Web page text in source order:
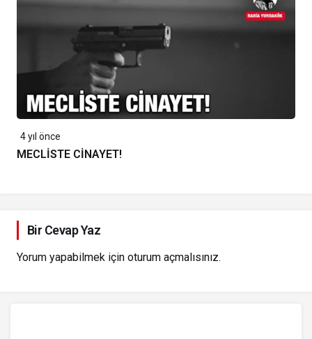
4 yıl önce
MECLİSTE CİNAYET!
Bir Cevap Yaz
Yorum yapabilmek için oturum açmalısınız.